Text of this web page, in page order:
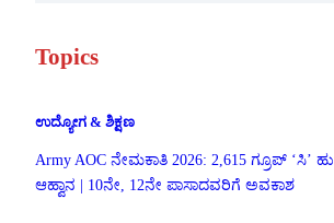
Topics
ಉದ್ಯೋಗ & ಶಿಕ್ಷಣ
Army AOC ನೇಮಕಾತಿ 2026: 2,615 ಗ್ರೂಪ್ ‘ಸಿ’
ಆಹ್ವಾನ | 10ನೇ, 12ನೇ ಪಾಸಾದವರಿಗೆ ಅವಕಾಶ